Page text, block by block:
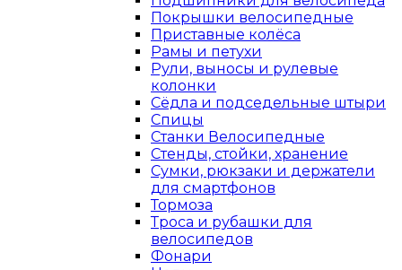
Покрышки велосипедные
Приставные колёса
Рамы и петухи
Рули, выносы и рулевые
колонки
Сёдла и подседельные штыри
Спицы
Станки Велосипедные
Стенды, стойки, хранение
Сумки, рюкзаки и держатели
для смартфонов
Тормоза
Троса и рубашки для
велосипедов
Фонари